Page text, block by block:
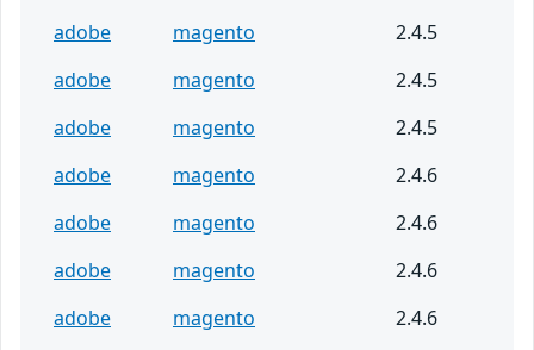
adobe
magento
2.4.5
adobe
magento
2.4.5
adobe
magento
2.4.5
adobe
magento
2.4.6
adobe
magento
2.4.6
adobe
magento
2.4.6
adobe
magento 2.4.6